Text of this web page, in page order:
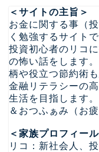
＜サイトの主旨＞
お金に関する事（
く勉強するサイトで
投資初心者のリコ
の怖い話をします
柄や役立つ節約術も
金融リテラシーの
生活を目指します
＆おつふぁみ（お
＜家族プロフィール
リコ：新社会人、